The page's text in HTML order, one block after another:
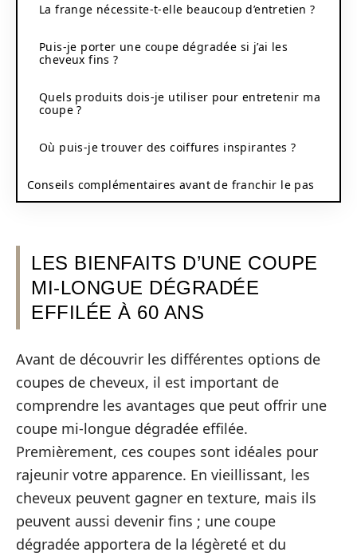
La frange nécessite-t-elle beaucoup d’entretien ?
Puis-je porter une coupe dégradée si j’ai les
cheveux fins ?
Quels produits dois-je utiliser pour entretenir ma
coupe ?
Où puis-je trouver des coiffures inspirantes ?
Conseils complémentaires avant de franchir le pas
LES BIENFAITS D’UNE COUPE
MI-LONGUE DÉGRADÉE
EFFILÉE À 60 ANS
Avant de découvrir les différentes options de
coupes de cheveux, il est important de
comprendre les avantages que peut offrir une
coupe mi-longue dégradée effilée.
Premièrement, ces coupes sont idéales pour
rajeunir votre apparence. En vieillissant, les
cheveux peuvent gagner en texture, mais ils
peuvent aussi devenir fins ; une coupe
dégradée apportera de la légèreté et du